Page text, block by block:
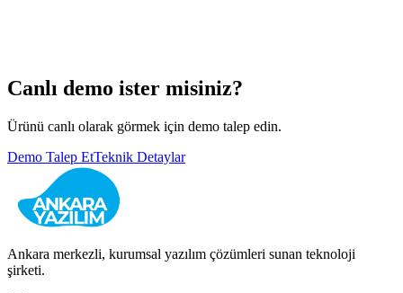
Canlı demo ister misiniz?
Ürünü canlı olarak görmek için demo talep edin.
Demo Talep EtTeknik Detaylar
Ankara merkezli, kurumsal yazılım çözümleri sunan teknoloji
şirketi.